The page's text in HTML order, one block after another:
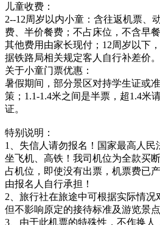
儿童收费：
2--12周岁以内小童：含往返机票、
费、半价餐费；不占床位，不含早
其他费用由家长现付；12周岁以下
据铁路局相关规定客人自行补差价。
关于小童门票优惠：
暑假期间，部分景区对持学生证或
策；1.1-1.4米之间是半票，超1.4米
证。
特别说明：
1、失信人请勿报名！国家最高人民
坐飞机、高铁！我司机位为全款买
占机位，即使没有出票，机票费已
由报名人自行承担！
2、旅行社在旅途中可根据实际情况
但不影响原定的接待标准及游览景点
3、由于此机票的特殊性，不作换人